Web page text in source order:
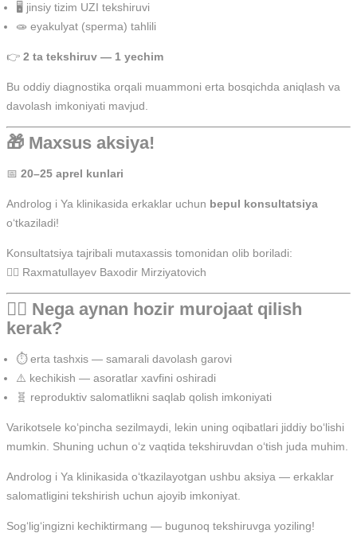
🖥️ jinsiy tizim UZI tekshiruvi
🧫 eyakulyat (sperma) tahlili
👉 2 ta tekshiruv — 1 yechim
Bu oddiy diagnostika orqali muammoni erta bosqichda aniqlash va
davolash imkoniyati mavjud.
🎁 Maxsus aksiya!
📅 20–25 aprel kunlari
Androlog i Ya klinikasida erkaklar uchun bepul konsultatsiya
o‘tkaziladi!
Konsultatsiya tajribali mutaxassis tomonidan olib boriladi:
👨‍⚕️ Raxmatullayev Baxodir Mirziyatovich
👨‍⚕️ Nega aynan hozir murojaat qilish
kerak?
⏱️ erta tashxis — samarali davolash garovi
⚠️ kechikish — asoratlar xavfini oshiradi
🧬 reproduktiv salomatlikni saqlab qolish imkoniyati
Varikotsele ko‘pincha sezilmaydi, lekin uning oqibatlari jiddiy bo‘lishi
mumkin. Shuning uchun o‘z vaqtida tekshiruvdan o‘tish juda muhim.
Androlog i Ya klinikasida o‘tkazilayotgan ushbu aksiya — erkaklar
salomatligini tekshirish uchun ajoyib imkoniyat.
Sog‘lig‘ingizni kechiktirmang — bugunoq tekshiruvga yoziling!